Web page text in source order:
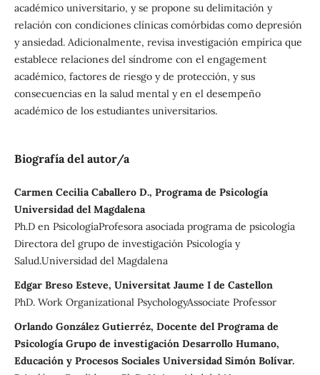
académico universitario, y se propone su delimitación y
relación con condiciones clínicas comórbidas como depresión
y ansiedad. Adicionalmente, revisa investigación empírica que
establece relaciones del síndrome con el engagement
académico, factores de riesgo y de protección, y sus
consecuencias en la salud mental y en el desempeño
académico de los estudiantes universitarios.
Biografía del autor/a
Carmen Cecilia Caballero D., Programa de Psicología
Universidad del Magdalena
Ph.D en PsicologíaProfesora asociada programa de psicología
Directora del grupo de investigación Psicología y
Salud.Universidad del Magdalena
Edgar Breso Esteve, Universitat Jaume I de Castellon
PhD. Work Organizational PsychologyAssociate Professor
Orlando González Gutierréz, Docente del Programa de
Psicología Grupo de investigación Desarrollo Humano,
Educación y Procesos Sociales Universidad Simón Bolívar.